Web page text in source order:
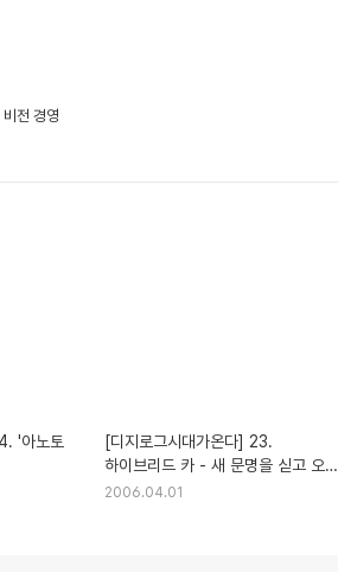
전 경영
'아노토
[디지로그시대가온다] 23.
하이브리드 카 - 새 문명을 싣고 오는
바퀴
2006.04.01